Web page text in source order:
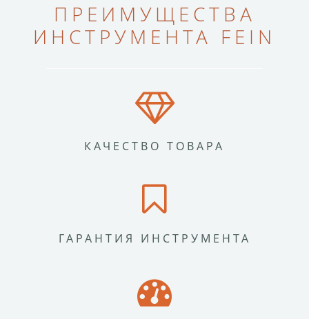
ПРЕИМУЩЕСТВА
ИНСТРУМЕНТА FEIN
КАЧЕСТВО ТОВАРА
ГАРАНТИЯ ИНСТРУМЕНТА